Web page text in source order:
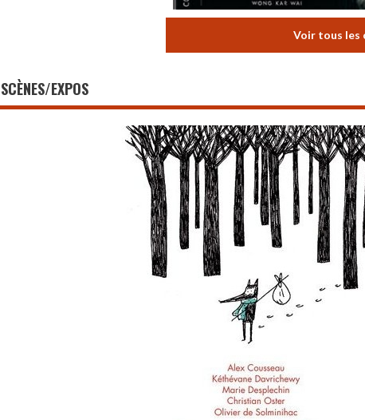
Voir tous les
SCÈNES/EXPOS